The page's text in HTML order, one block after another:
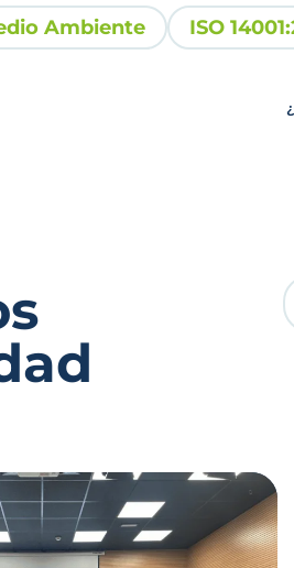
Ambiente ISO